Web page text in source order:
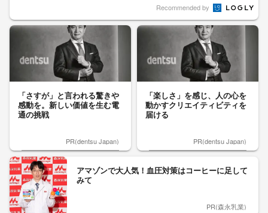
Recommended by
「さすが」と言われる驚きや
感動を。新しい価値を生む電
通の挑戦
PR(dentsu Japan)
「楽しさ」を感じ、人の心を
動かすクリエイティビティを
届ける
PR(dentsu Japan)
アマゾンで大人気！血圧対策はコーヒーに足して
みて
PR(森永乳業)